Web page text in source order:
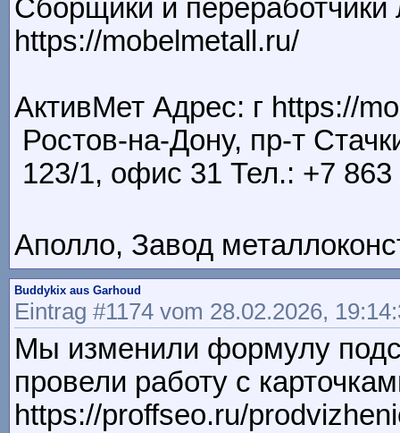
Сборщики и
https://mobelmetall.ru/
АктивМет Адрес: г https://
Ростов-на-Дону, пр-т
123/1, офис 31 Тел.: +7
Аполло, Завод
Buddykix aus Garhoud
Eintrag #1174 vom 28.02.2026,
Мы изменили формулу
провели работу с
https://proffseo.ru/